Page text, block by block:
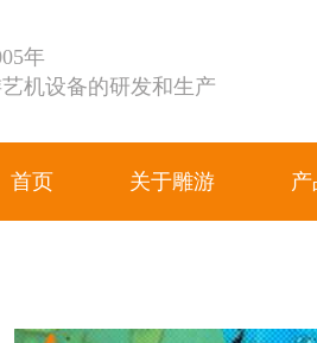
年
机设备的研发和生产
首页 关于雕游